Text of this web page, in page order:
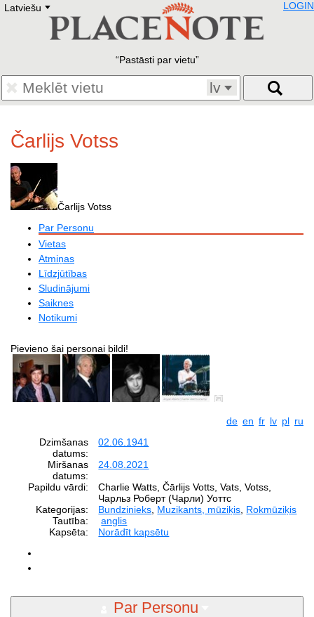
Latviešu E
Deutsch
Francais
Polski
Eestikeelne
LOGIN
Pastāsti par vietu
lv
Čarlijs Votss
Čarlijs Votss
Par Personu
Vietas
Atmiņas
Līdzjūtības
Sludinājumi
Saiknes
Notikumi
Pievieno šai personai bildi!
de en fr lv pl ru
Dzimšanas
datums:
02.06.1941
Miršanas
datums:
24.08.2021
Papildu vārdi:
Charlie Watts, Čārlijs Votts, Vats, Votss,
Чарльз Роберт (Чарли) Уоттс
Kategorijas:
Bundzinieks Muzikants, mūziķis Rokmūziķis
Tautība:
anglis
Kapsēta:
Norādīt kapsētu
Par Personu